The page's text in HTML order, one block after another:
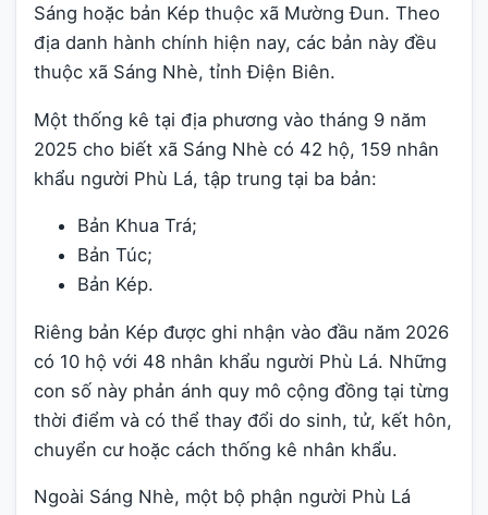
Sáng hoặc bản Kép thuộc xã Mường Đun. Theo
địa danh hành chính hiện nay, các bản này đều
thuộc xã Sáng Nhè, tỉnh Điện Biên.
Một thống kê tại địa phương vào tháng 9 năm
2025 cho biết xã Sáng Nhè có 42 hộ, 159 nhân
khẩu người Phù Lá, tập trung tại ba bản:
Bản Khua Trá;
Bản Túc;
Bản Kép.
Riêng bản Kép được ghi nhận vào đầu năm 2026
có 10 hộ với 48 nhân khẩu người Phù Lá. Những
con số này phản ánh quy mô cộng đồng tại từng
thời điểm và có thể thay đổi do sinh, tử, kết hôn,
chuyển cư hoặc cách thống kê nhân khẩu.
Ngoài Sáng Nhè, một bộ phận người Phù Lá